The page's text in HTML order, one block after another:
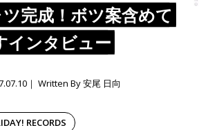
完成！ボツ案含めて
インタビュー
RECORDS
Written By 安尾 日向